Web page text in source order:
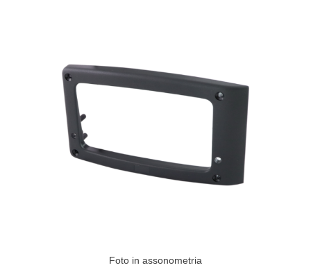
Foto in assonometria